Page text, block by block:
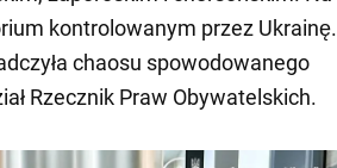
kontrolowanym przez Ukrainę.
chaosu spowodowanego
Rzecznik Praw Obywatelskich.